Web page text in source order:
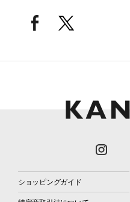
ショッピングガイド